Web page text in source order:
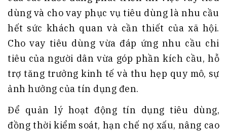
dùng và cho vay phục vụ tiêu dùng là nhu cầu
hết sức khách quan và cần thiết của xã hội.
Cho vay tiêu dùng vừa đáp ứng nhu cầu chi
tiêu của người dân vừa góp phần kích cầu, hỗ
trợ tăng trưởng kinh tế và thu hẹp quy mô, sự
ảnh hưởng của tín dụng đen.
Để quản lý hoạt động tín dụng tiêu dùng,
đồng thời kiểm soát, hạn chế nợ xấu, nâng cao